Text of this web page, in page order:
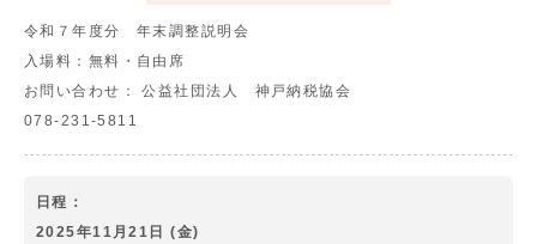
令和７年度分 年末調整説明会
入場料： 無料・自由席
お問い合わせ：
公益社団法人 神戸納税協会
078-231-5811
日程：
2025年11月21日 (金)